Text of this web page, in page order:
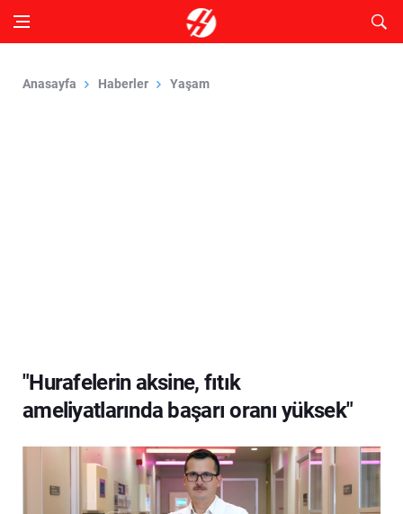
Anasayfa Haberler Yaşam
"Hurafelerin aksine, fıtık
ameliyatlarında başarı oranı yüksek"